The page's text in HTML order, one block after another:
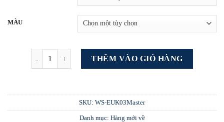
680.000₫
đến
1.150.000₫
MÀU
Công tắc vuông Aqara H1 số lượng
THÊM VÀO GIỎ HÀNG
SKU: WS-EUK03Master
Danh mục: Hàng mới về